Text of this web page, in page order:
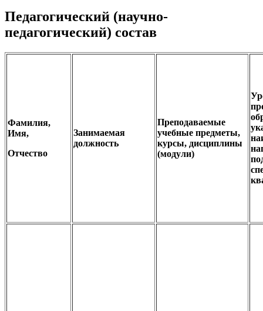
Педагогический (научно-
педагогический) состав
Фамилия,
Имя,
Отчество
Занимаемая
должность
Преподаваемые
учебные предметы,
курсы, дисциплины
(модули)